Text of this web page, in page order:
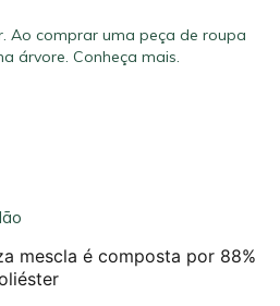
Ao comprar uma peça de roupa
árvore. Conheça mais.
mescla é composta por 88%